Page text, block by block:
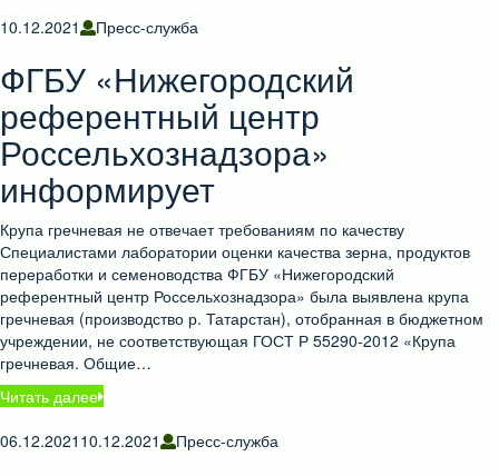
10.12.2021
Пресс-служба
ФГБУ «Нижегородский
референтный центр
Россельхознадзора»
информирует
Крупа гречневая не отвечает требованиям по качеству
Специалистами лаборатории оценки качества зерна, продуктов
переработки и семеноводства ФГБУ «Нижегородский
референтный центр Россельхознадзора» была выявлена крупа
гречневая (производство р. Татарстан), отобранная в бюджетном
учреждении, не соответствующая ГОСТ Р 55290-2012 «Крупа
гречневая. Общие…
Читать далее
06.12.2021 10.12.2021 Пресс-служба